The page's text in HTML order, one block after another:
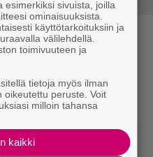
esimerkiksi sivuista, joilla
ominaisuuksista.
käyttötarkoituksiin ja
välilehdellä.
toimivuuteen ja
tietoja myös ilman
oikeutettu peruste. Voit
milloin tahansa
kaikki